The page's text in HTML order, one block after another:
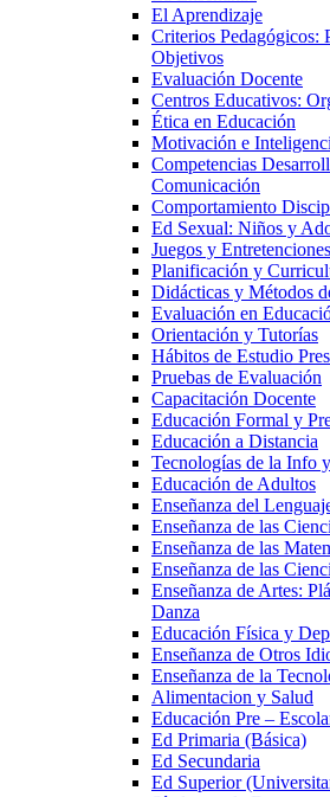
El Aprendizaje
Criterios Pedagógicos:
Objetivos
Evaluación Docente
Centros Educativos:
Ética en Educación
Motivación e
Competencias
Comunicación
Comportamiento
Ed Sexual: Niños y
Juegos y Entretenciones
Planificación y
Didácticas y Métodos
Evaluación en
Orientación y Tutorías
Hábitos de Estudio
Pruebas de Evaluación
Capacitación Docente
Educación Formal y
Educación a Distancia
Tecnologías de la Info
Educación de Adultos
Enseñanza del
Enseñanza de las
Enseñanza de las
Enseñanza de las
Enseñanza de Artes:
Danza
Educación Física y
Enseñanza de Otros
Enseñanza de la
Alimentacion y Salud
Educación Pre –
Ed Primaria (Básica)
Ed Secundaria
Ed Superior